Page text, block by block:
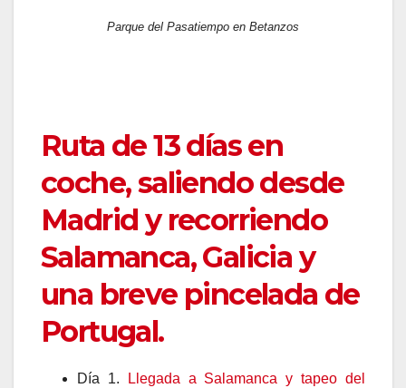
Parque del Pasatiempo en Betanzos
Ruta de 13 días en
coche, saliendo desde
Madrid y recorriendo
Salamanca, Galicia y
una breve pincelada de
Portugal.
Día 1.
Llegada a Salamanca y tapeo del